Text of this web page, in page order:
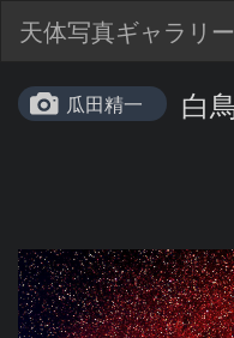
天体写真ギャラリー
瓜田精一 白